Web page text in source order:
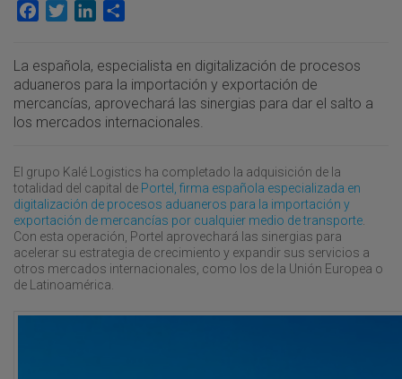
Facebook
TwitterLinkedIn
La española, especialista en digitalización de procesos
aduaneros para la importación y exportación de
mercancías, aprovechará las sinergias para dar el salto a
los mercados internacionales.
El grupo Kalé Logistics ha completado la adquisición de la
totalidad del capital de Portel, firma española especializada en
digitalización de procesos aduaneros para la importación y
exportación de mercancías por cualquier medio de transporte
Con esta operación, Portel aprovechará las sinergias para
acelerar su estrategia de crecimiento y expandir sus servicios a
otros mercados internacionales, como los de la Unión Europea o
de Latinoamérica.